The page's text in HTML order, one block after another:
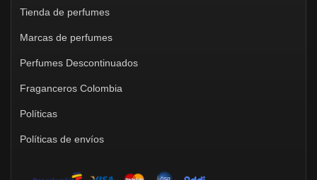
Tienda de perfumes
Marcas de perfumes
Perfumes Descontinuados
Fraganceros Colombia
Políticas
Políticas de envíos